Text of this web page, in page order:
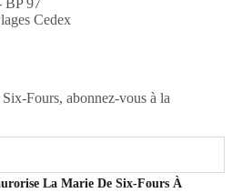
BP 97
Cedex
Fours, abonnez-vous à la
La Marie De Six-Fours À